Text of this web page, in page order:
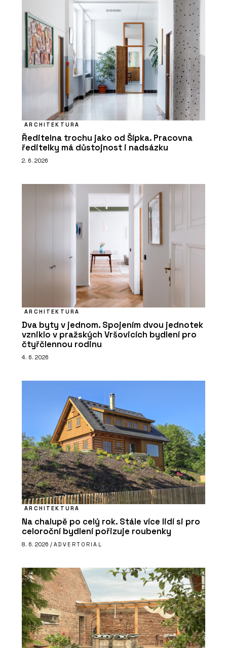
ARCHITEKTURA
Ředitelna trochu jako od Šípka. Pracovna
ředitelky má důstojnost i nadsázku
2. 6. 2026
ARCHITEKTURA
Dva byty v jednom. Spojením dvou jednotek
vzniklo v pražských Vršovicích bydlení pro
čtyřčlennou rodinu
4. 6. 2026
ARCHITEKTURA
Na chalupě po celý rok. Stále více lidí si pro
celoroční bydlení pořizuje roubenky
8. 6. 2026 / ADVERTORIAL